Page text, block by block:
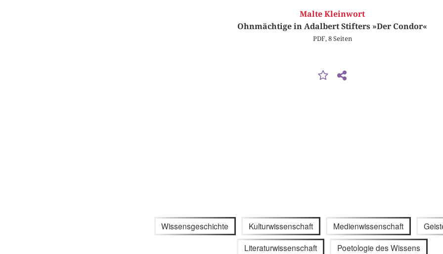
Malte Kleinwort
Ohnmächtige in Adalbert Stifters »Der Condor«
PDF, 8 Seiten
Wissensgeschichte Kulturwissenschaft Medienwissenschaft
Literaturwissenschaft Poetologie des Wissens